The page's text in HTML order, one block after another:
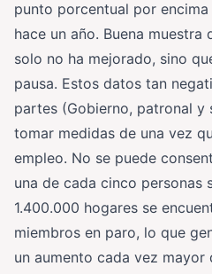
punto porcentual por
hace un año. Buena muestra
solo no ha mejorado, sino
pausa. Estos datos tan
partes (Gobierno, patronal y
tomar medidas de una vez
empleo. No se puede
una de cada cinco personas
1.400.000 hogares se
miembros en paro, lo que
un aumento cada vez